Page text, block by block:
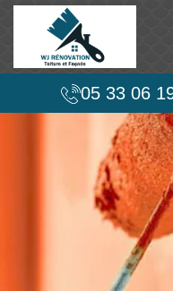
05 33 06